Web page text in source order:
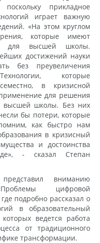
прикладное
играет важную
«На этом круглом
которые имеют
для высшей школы.
достижений науки
без преувеличения
которые
в кризисной
для решения
высшей школы. Без них
бы потери, которые
как быстро нам
в кризисный
и достоинства
- сказал Степан
вниманию
цифровой
подробно рассказал о
в образовательный
ведется работа
от традиционного
трансформации.